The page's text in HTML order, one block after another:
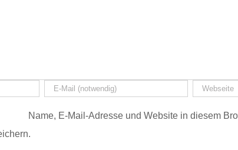
Name, E-Mail-Adresse und Website in diesem